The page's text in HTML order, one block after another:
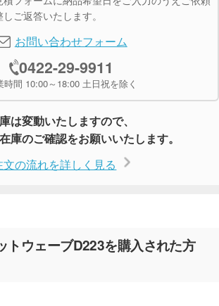
ご返答いたします。
お問い合わせフォーム
0422-29-9911
時間 10:00～18:00 土日祝を除く
は変動いたしますので、
庫のご確認をお願いいたします。
文の流れを詳しく見る
トウェーブD223を購入された方